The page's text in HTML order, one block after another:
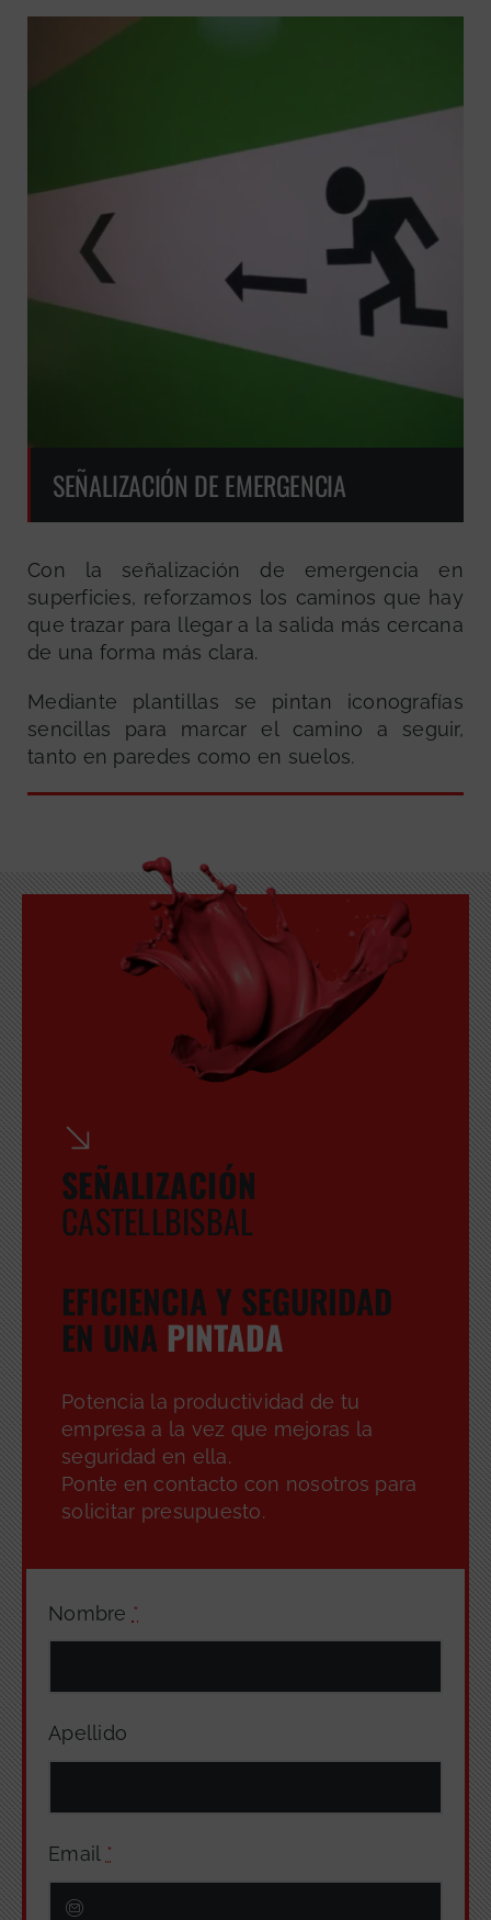
SEÑALIZACIÓN DE EMERGENCIA
Con la señalización de emergencia en
superficies, reforzamos los caminos que hay
que trazar para llegar a la salida más cercana
de una forma más clara.
Mediante plantillas se pintan iconografías
sencillas para marcar el camino a seguir,
tanto en paredes como en suelos.
Nombre *
Apellido
Email *
SEÑALIZACIÓN
CASTELLBISBAL
EFICIENCIA Y SEGURIDAD
EN UNA PINTADA
Potencia la productividad de tu
empresa a la vez que mejoras la
seguridad en ella.
Ponte en contacto con nosotros para
solicitar presupuesto.
GRATUITA